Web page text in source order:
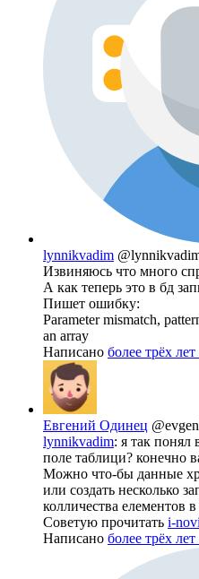
lynnikvadim
Извиняюсь что много
А как теперь это в бд
Пишет ошибку:
Parameter mismatch,
an array
Написано более трёх лет
Евгений Одинец
lynnikvadim: я так понял
поле таблици? конечно
Можно что-бы данные
или создать несколько
колличества елементов
Советую прочитать i-
Написано более трёх лет